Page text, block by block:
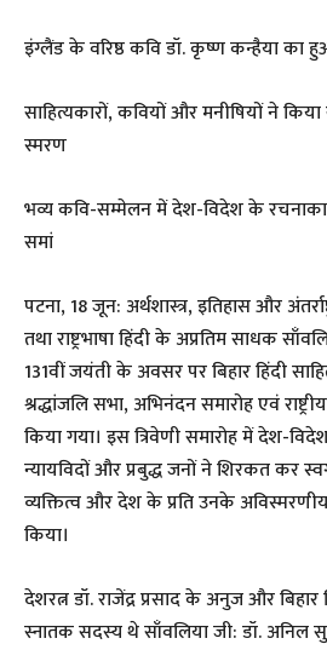
इंग्लैंड के वरिष्ठ कवि डॉ. कृष्ण कन्हैया का
साहित्यकारों, कवियों और मनीषियों ने
स्मरण
भव्य कवि-सम्मेलन में देश-विदेश के
समां
पटना, 18 जून: अर्थशास्त्र, इतिहास और
तथा राष्ट्रभाषा हिंदी के अप्रतिम साधक
131वीं जयंती के अवसर पर बिहार हिंदी
श्रद्धांजलि सभा, अभिनंदन समारोह एवं
किया गया। इस त्रिवेणी समारोह में देश-
न्यायविदों और प्रबुद्ध जनों ने शिरकत कर
व्यक्तित्व और देश के प्रति उनके
किया।
देशरत्न डॉ. राजेंद्र प्रसाद के अनुज और
स्नातक सदस्य थे साँवलिया जी: डॉ. अनिल